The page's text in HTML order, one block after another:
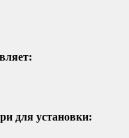
для установки: